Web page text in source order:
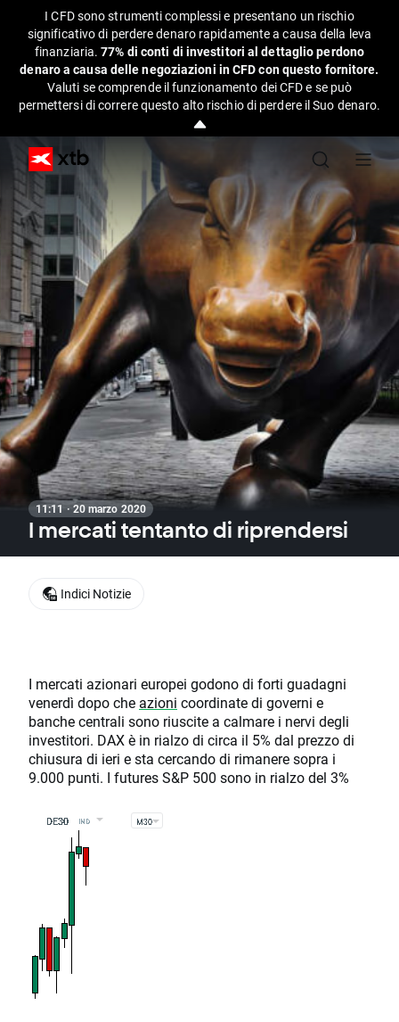
I CFD sono strumenti complessi e presentano un rischio
significativo di perdere denaro rapidamente a causa della leva
finanziaria.77% di conti di investitori al dettaglio perdono
denaro a causa delle negoziazioni in CFD con questo fornitore.
Valuti se comprende il funzionamento dei CFD e se può
permettersi di correre questo alto rischio di perdere il Suo denaro.
11:11 · 20 marzo 2020
I mercati tentanto di riprendersi
I mercati azionari europei godono di forti guadagni
venerdì dopo che azioni coordinate di governi e
banche centrali sono riuscite a calmare i nervi degli
investitori. DAX è in rialzo di circa il 5% dal prezzo di
chiusura di ieri e sta cercando di rimanere sopra i
9.000 punti. I futures S&P 500 sono in rialzo del 3%
Indici Notizie